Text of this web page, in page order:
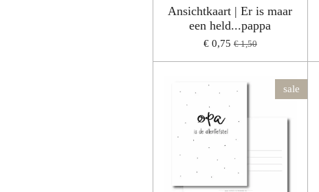
Ansichtkaart | Er is maar
een held...pappa
€ 0,75 € 1,50
sale